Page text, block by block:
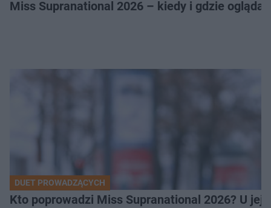
Miss Supranational 2026 – kiedy i gdzie
DUET PROWADZĄCYCH
Kto poprowadzi Miss Supranational 2026? U jej